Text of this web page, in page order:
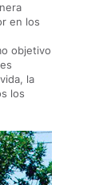
en los
objetivo
la
los